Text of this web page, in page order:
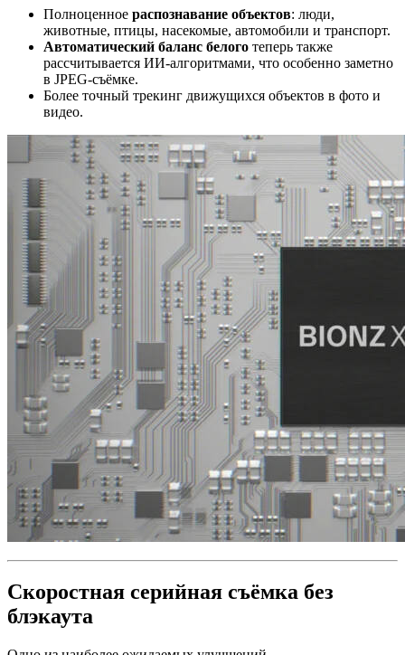
Полноценное распознавание объектов: люди,
животные, птицы, насекомые, автомобили и транспорт.
Автоматический баланс белого теперь также
рассчитывается ИИ-алгоритмами, что особенно заметно
в JPEG-съёмке.
Более точный трекинг движущихся объектов в фото и
видео.
Скоростная серийная съёмка без
блэкаута